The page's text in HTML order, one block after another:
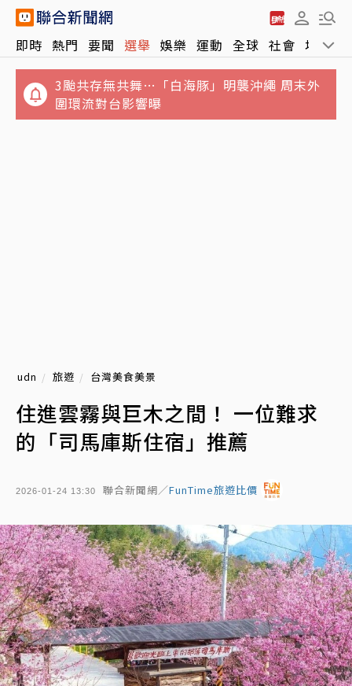
即時 熱門 要聞 選舉 娛樂 運動 全球 社會 地方
3颱共存無共舞…「白海豚」明襲沖繩 周末外
圍環流對台影響曝
udn 旅遊 台灣美食美景
住進雲霧與巨木之間！ 一位難求
的「司馬庫斯住宿」推薦
2026-01-24 13:30 聯合新聞網／FunTime旅遊比價